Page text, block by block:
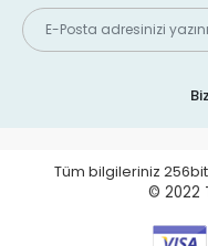
Tüm bilgileriniz 256bit
© 2022